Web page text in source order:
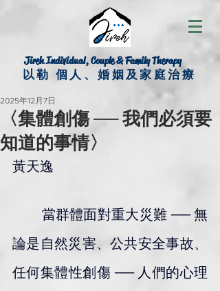
Jireh Individual, Couple & Family Therapy
以勒 個人、婚姻及家庭治療
〈集體創傷 ── 我們必須要
知道的事情〉
2025年12月7日
黃天逸
當群體面對重大災難 ── 無
論是自然災害、公共安全事故、
任何集體性創傷 ── 人們的心理